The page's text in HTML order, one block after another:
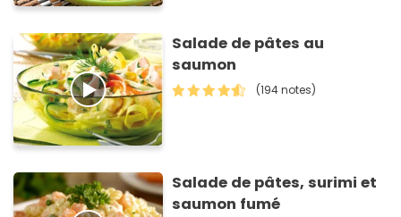
Salade de pâtes au
saumon
(194 notes)
Salade de pâtes, surimi et
saumon fumé